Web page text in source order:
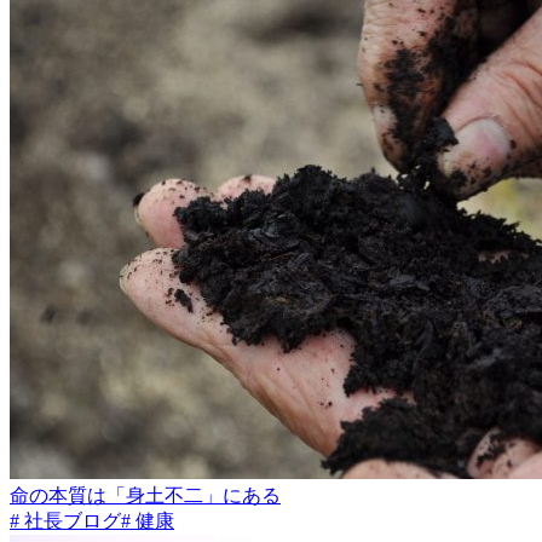
命の本質は「身土不二」にある
# 社長ブログ# 健康